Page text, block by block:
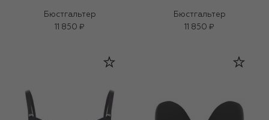
Бюстгальтер
11 850 ₽
Бюстгальтер
11 850 ₽